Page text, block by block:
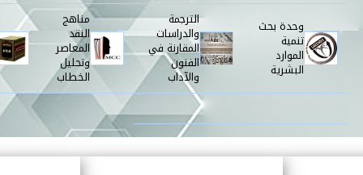
وحدة بحث
تنمية
الموارد
البشرية
الترجمة
والدراسات
المقارنة في
الفنون
والآداب
مناهج
النقد
المعاصر
وتحليل
الخطاب